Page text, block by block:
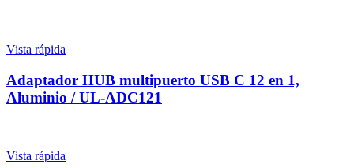
Vista rápida
Adaptador HUB multipuerto USB C 12 en 1,
Aluminio / UL-ADC121
Vista rápida